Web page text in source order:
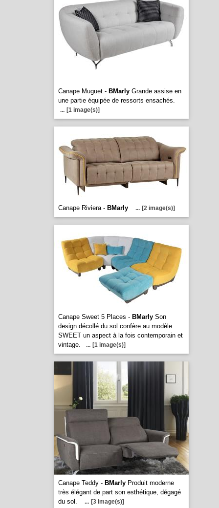
Canape Muguet - BMarlyGrande assise en
une partie équipée de ressorts ensachés.
... [1 image(s)]
Canape Riviera - BMarly ... [2 image(s)]
Canape Sweet 5 Places - BMarlySon
design décollé du sol confère au modèle
SWEET un aspect à la fois contemporain et
vintage.
... [1 image(s)]
Canape Teddy - BMarlyProduit moderne
très élégant de part son esthétique, dégagé
du sol.
... [3 image(s)]